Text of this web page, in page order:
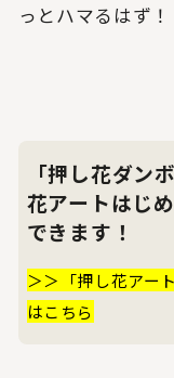
っとハマるはず！
「押し花ダン
花アートはじ
できます！
＞＞「押し花アー
はこちら